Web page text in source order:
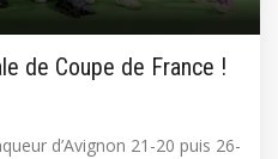
de Coupe de France !
d’Avignon 21-20 puis 26-